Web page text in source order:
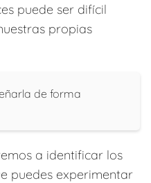
puede ser difícil
propias
de forma
a identificar los
puedes experimentar